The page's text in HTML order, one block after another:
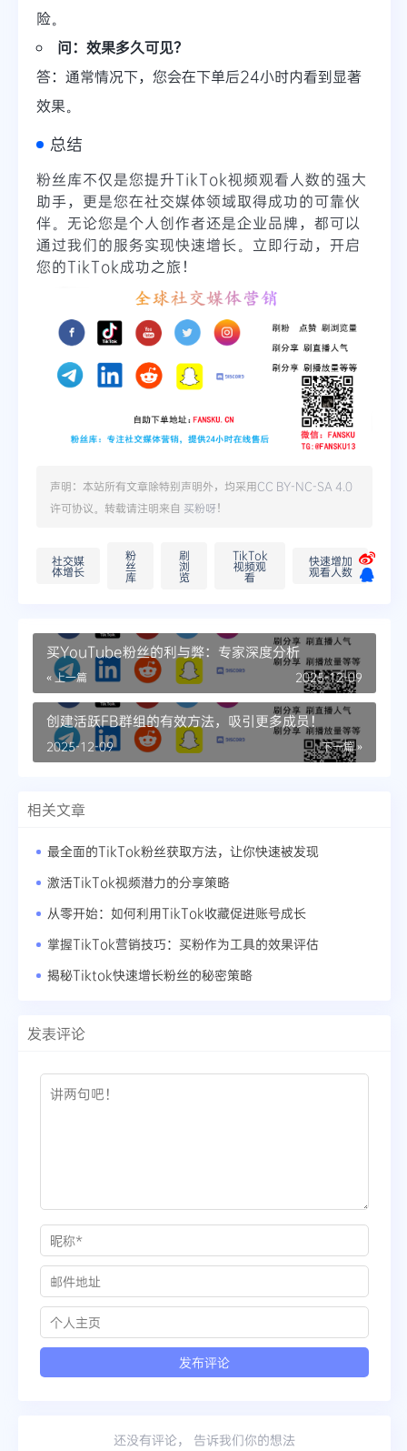
险。
问：效果多久可见？
答：通常情况下，您会在下单后24小时内看到显著
效果。
总结
粉丝库不仅是您提升TikTok视频观看人数的强大
助手，更是您在社交媒体领域取得成功的可靠伙
伴。无论您是个人创作者还是企业品牌，都可以
通过我们的服务实现快速增长。立即行动，开启
您的TikTok成功之旅！
声明：本站所有文章除特别声明外，均采用CC BY-NC-SA 4.0
许可协议。转载请注明来自 买粉呀！
社交媒
体增长
粉
丝
库
刷
浏
览
TikTok
视频观
看
快速增加
观看人数
买YouTube粉丝的利与弊：专家深度分析
« 上一篇 2025-12-09
创建活跃FB群组的有效方法，吸引更多成员！
下一篇 »
2025-12-09
相关文章
最全面的TikTok粉丝获取方法，让你快速被发现
激活TikTok视频潜力的分享策略
从零开始：如何利用TikTok收藏促进账号成长
掌握TikTok营销技巧：买粉作为工具的效果评估
揭秘Tiktok快速增长粉丝的秘密策略
发表评论
还没有评论， 告诉我们你的想法